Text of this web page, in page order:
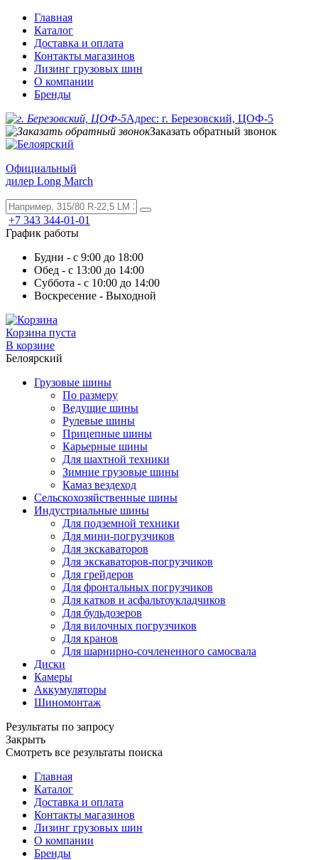
Главная
Каталог
Доставка и оплата
Контакты магазинов
Лизинг грузовых шин
О компании
Бренды
Адрес: г. Березовский, ЦОФ-5
Заказать обратный звонок
Официальный
дилер Long March
+7 343 344-01-01
График работы
Будни - с 9:00 до 18:00
Обед - с 13:00 до 14:00
Суббота - с 10:00 до 14:00
Воскресение - Выходной
Корзина пуста
В корзине
Белоярский
Грузовые шины
По размеру
Ведущие шины
Рулевые шины
Прицепные шины
Карьерные шины
Для шахтной техники
Зимние грузовые шины
Камаз вездеход
Сельскохозяйственные шины
Индустриальные шины
Для подземной техники
Для мини-погрузчиков
Для экскаваторов
Для экскаваторов-погрузчиков
Для грейдеров
Для фронтальных погрузчиков
Для катков и асфальтоукладчиков
Для бульдозеров
Для вилочных погрузчиков
Для кранов
Для шарнирно-сочлененного самосвала
Диски
Камеры
Аккумуляторы
Шиномонтаж
Результаты по запросу
Закрыть
Смотреть все результаты поиска
Главная
Каталог
Доставка и оплата
Контакты магазинов
Лизинг грузовых шин
О компании
Бренды